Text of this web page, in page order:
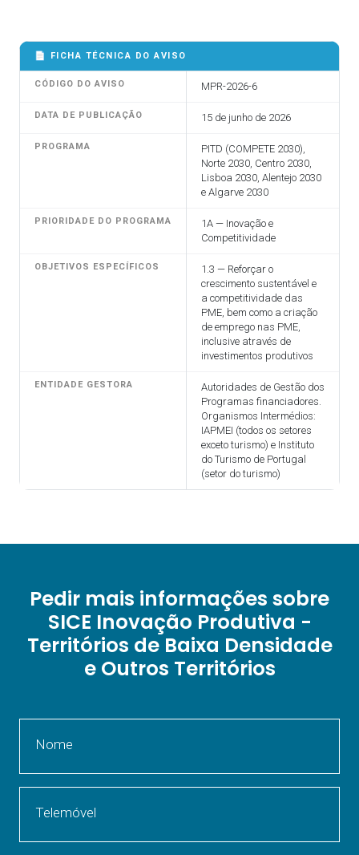
📄 FICHA TÉCNICA DO AVISO
CÓDIGO DO AVISO MPR-2026-6
DATA DE PUBLICAÇÃO 15 de junho de 2026
PROGRAMA
PITD (COMPETE 2030),
Norte 2030, Centro 2030,
Lisboa 2030, Alentejo 2030
e Algarve 2030
PRIORIDADE DO PROGRAMA
1A — Inovação e
Competitividade
OBJETIVOS ESPECÍFICOS
1.3 — Reforçar o
crescimento sustentável e
a competitividade das
PME, bem como a criação
de emprego nas PME,
inclusive através de
investimentos produtivos
ENTIDADE GESTORA
Autoridades de Gestão dos
Programas financiadores.
Organismos Intermédios:
IAPMEI (todos os setores
exceto turismo) e Instituto
do Turismo de Portugal
(setor do turismo)
Pedir mais informações sobre
SICE Inovação Produtiva -
Territórios de Baixa Densidade
e Outros Territórios
Nome
Telemóvel